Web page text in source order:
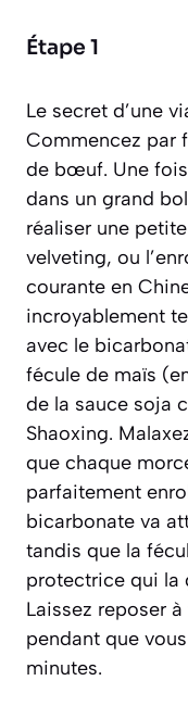
Étape 1
Le secret d’une
Commencez par
de bœuf. Une
dans un grand
réaliser une
velveting, ou
courante en
incroyablement
avec le
fécule de maïs
de la sauce soja
Shaoxing.
que chaque
parfaitement
bicarbonate va
tandis que la
protectrice qui la
Laissez reposer
pendant que
minutes.